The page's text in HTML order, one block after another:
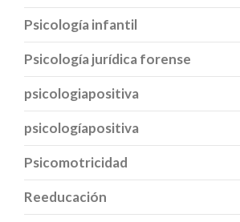
Psicología infantil
Psicología jurídica forense
psicologiapositiva
psicologíapositiva
Psicomotricidad
Reeducación